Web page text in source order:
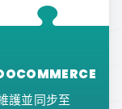
護並同步至